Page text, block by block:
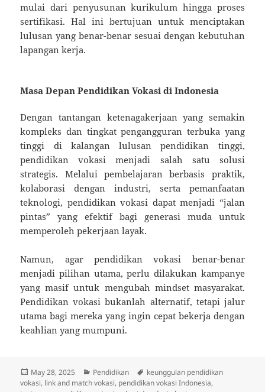
mulai dari penyusunan kurikulum hingga proses
sertifikasi. Hal ini bertujuan untuk menciptakan
lulusan yang benar-benar sesuai dengan kebutuhan
lapangan kerja.
Masa Depan Pendidikan Vokasi di Indonesia
Dengan tantangan ketenagakerjaan yang semakin
kompleks dan tingkat pengangguran terbuka yang
tinggi di kalangan lulusan pendidikan tinggi,
pendidikan vokasi menjadi salah satu solusi
strategis. Melalui pembelajaran berbasis praktik,
kolaborasi dengan industri, serta pemanfaatan
teknologi, pendidikan vokasi dapat menjadi “jalan
pintas” yang efektif bagi generasi muda untuk
memperoleh pekerjaan layak.
Namun, agar pendidikan vokasi benar-benar
menjadi pilihan utama, perlu dilakukan kampanye
yang masif untuk mengubah mindset masyarakat.
Pendidikan vokasi bukanlah alternatif, tetapi jalur
utama bagi mereka yang ingin cepat bekerja dengan
keahlian yang mumpuni.
Posted
on
May 28, 2025 Categories
Pendidikan Tags
keunggulan pendidikan
vokasi, link and match vokasi, pendidikan vokasi Indonesia,